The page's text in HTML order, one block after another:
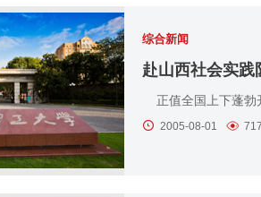
综合新闻
赴山西社会实践
正值全国上下蓬勃
2005-08-01